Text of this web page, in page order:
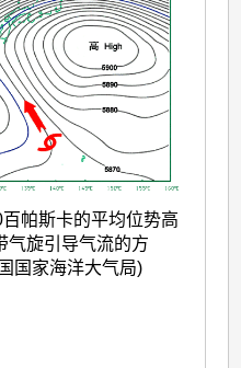
帕斯卡的平均位势高
气旋引导气流的方
国家海洋大气局)